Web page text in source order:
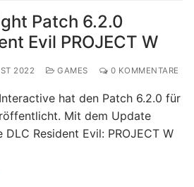
Patch 6.2.0
Evil PROJECT W
2022 GAMES 0 KOMMENTARE
hat den Patch 6.2.0 für
Mit dem Update
Resident Evil: PROJECT W